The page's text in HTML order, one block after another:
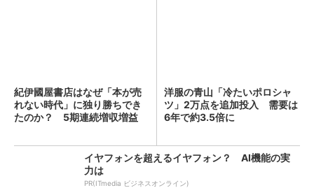
紀伊國屋書店はなぜ「本が売
れない時代」に独り勝ちでき
たのか？ 5期連続増収増益
洋服の青山「冷たいポロシャ
ツ」2万点を追加投入 需要は
6年で約3.5倍に
イヤフォンを超えるイヤフォン？ AI機能の実
力は
PR(ITmedia ビジネスオンライン)